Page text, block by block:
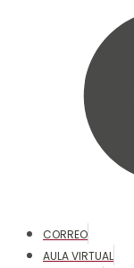
CORREO
AULA VIRTUAL